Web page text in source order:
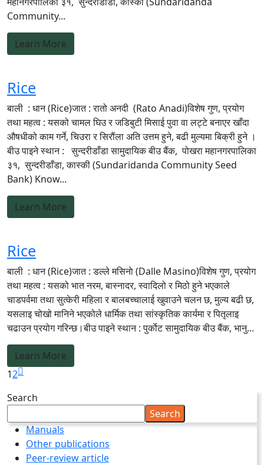
Community...
Learn More
Rice
बाली : धान (Rice)जात : रातो अनदी (Rato Anadi)विशेष गुण, प्रयोग
तथा महत्व : यसको चामल घिउ र जडिबुटी मिसाई पुवा वा लट्टे बनाएर खाँदा
औषधीको काम गर्ने, चिउरा र सिरौंला अति उत्तम हुने, बढी मुल्यमा बिक्री हुने ।
बीउ पाइने स्थान : सुन्दरीडाँडा सामुदायिक बीउ बैंक, पोखरा महानगरपालिका
३१, सुन्दरीडाँडा, कास्की (Sundaridanda Community Seed
Bank) Know...
Learn More
Rice
बाली : धान (Rice)जात : डल्ले मसिनाे (Dalle Masino)विशेष गुण, प्रयोग
तथा महत्व : यसको भात नरम, बास्नादर, स्वादिलो र मिठो हुने भएकाले
चाडपर्वमा तथा सुत्केरी महिला र बालबच्चालाई खुवाउने चलन छ, मुल्य बढी छ,
यसलाइ चोखो मानिने भएकोले धार्मिक तथा सांस्कृतिक कार्यमा र पितृलाइ
चढाउन प्रयोग गरिन्छ।बीउ पाइने स्थान : पुर्काेट सामुदायिक बीउ बैंक, भानु...
Learn More
12
Search
Search
Manuals
Other publications
Peer-review article